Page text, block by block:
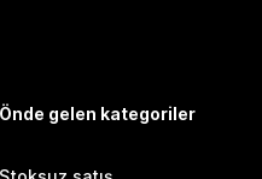
Önde gelen kategoriler